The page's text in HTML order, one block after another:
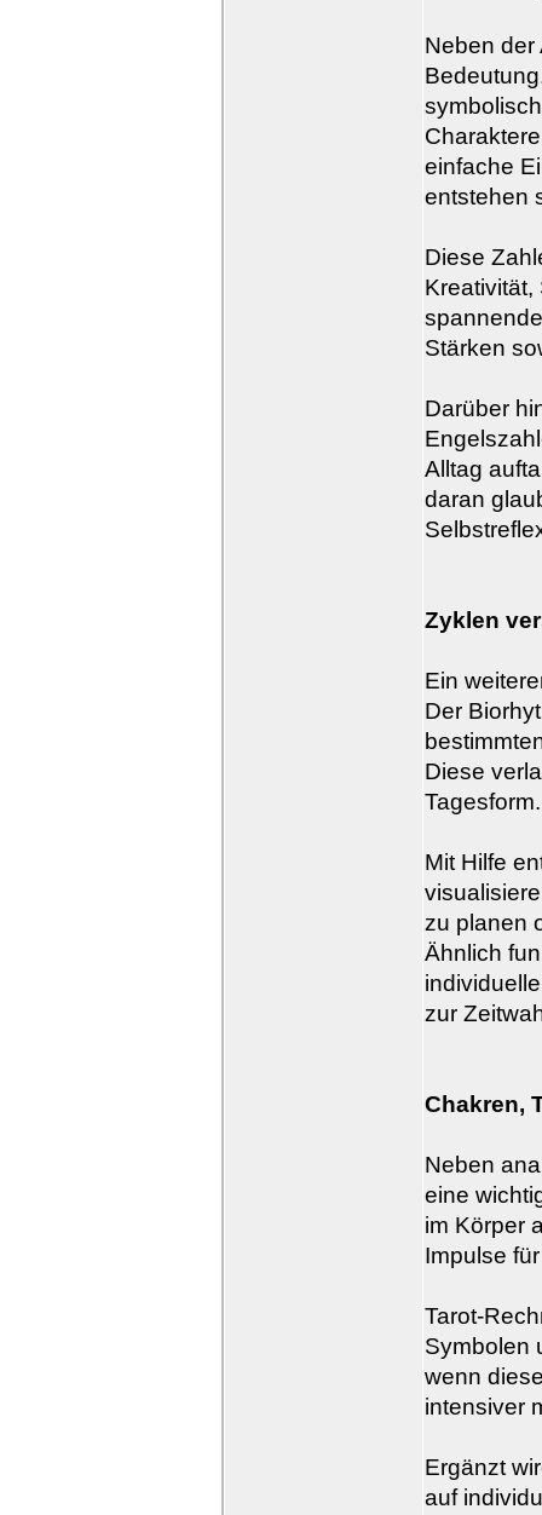
Neben der
einfache
entstehen
Diese
Stärken
Darüber
Alltag
daran
Zyklen
Ein
Der
Diese
Tagesform.
Mit Hilfe
zu planen
Ähnlich
zur
Chakren,
Neben
eine
im Körper
Impulse
Tarot-
Symbolen
wenn
intensiver
Ergänzt
auf